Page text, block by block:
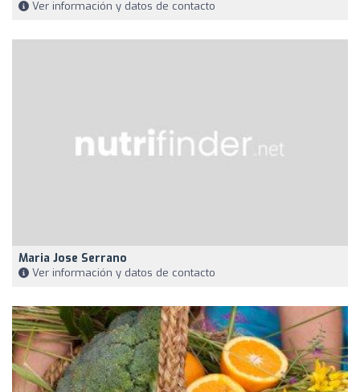
Ver información y datos de contacto
Maria Jose Serrano
Ver información y datos de contacto